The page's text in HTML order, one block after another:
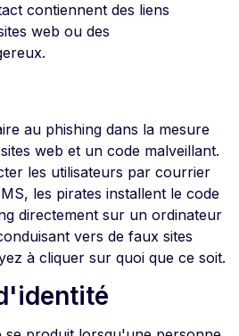
contiennent des liens
web ou des
au phishing dans la mesure
web et un code malveillant.
les utilisateurs par courrier
les pirates installent le code
directement sur un ordinateur
vers de faux sites
à cliquer sur quoi que ce soit.